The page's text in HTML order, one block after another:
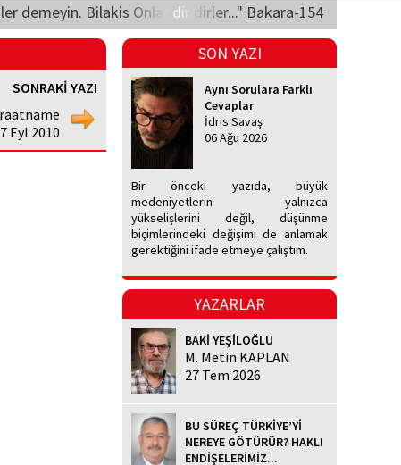
demeyin. Bilakis Onlar diridirler..." Bakara-154
SONRAKİ YAZI
Eyl 2010
SON YAZI
Aynı Sorulara Farklı
Cevaplar
İdris Savaş
06 Ağu 2026
Bir önceki yazıda, büyük
medeniyetlerin yalnızca
yükselişlerini değil, düşünme
biçimlerindeki değişimi de anlamak
gerektiğini ifade etmeye çalıştım.
YAZARLAR
BAKİ YEŞİLOĞLU
M. Metin KAPLAN
27 Tem 2026
BU SÜREÇ TÜRKİYE’Yİ
NEREYE GÖTÜRÜR? HAKLI
ENDİŞELERİMİZ...